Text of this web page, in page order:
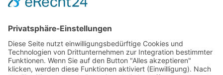
Jetzt teilen
Facebook Twitter
Pinterest WhatsApp Telegram